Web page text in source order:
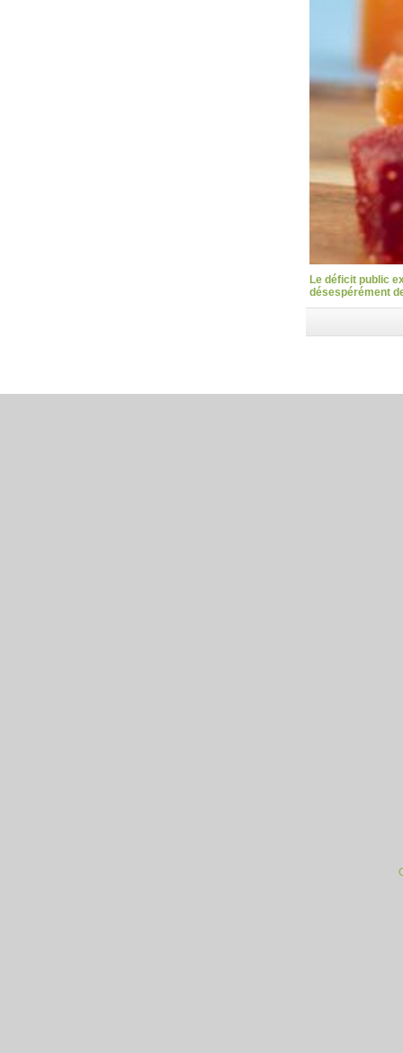
Le déficit public
désespérément